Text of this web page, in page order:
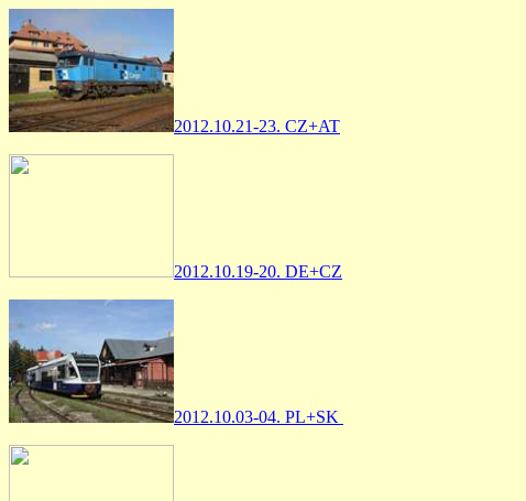
2012.10.21-23. CZ+AT
2012.10.19-20. DE+CZ
2012.10.03-04. PL+SK